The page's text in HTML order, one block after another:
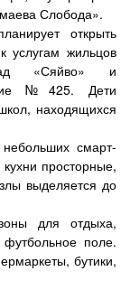
Слобода».
открыть
услугам жильцов
«Сяйво» и
№425. Дети
находящихся
смарт-
просторные,
выделяется до
для отдыха,
поле.
бутики,